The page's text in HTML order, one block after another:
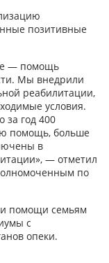
позитивные
— помощь
Мы внедрили
реабилитации,
условия.
за год 400
помощь, больше
в
— отметил
по
помощи семьям
с
опеки.